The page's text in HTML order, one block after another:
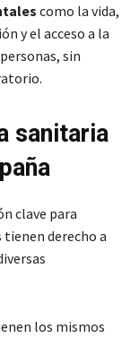
como la vida,
y el acceso a la
sin
sanitaria
clave para
tienen derecho a
los mismos